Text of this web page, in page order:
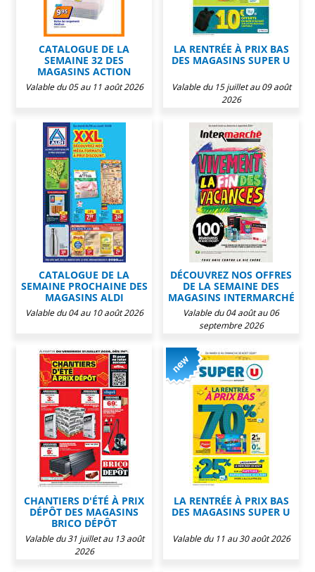
CATALOGUE DE LA
SEMAINE 32 DES
MAGASINS ACTION
Valable du 05 au 11 août 2026
LA RENTRÉE À PRIX BAS
DES MAGASINS SUPER U
Valable du 15 juillet au 09 août
2026
CATALOGUE DE LA
SEMAINE PROCHAINE DES
MAGASINS ALDI
Valable du 04 au 10 août 2026
DÉCOUVREZ NOS OFFRES
DE LA SEMAINE DES
MAGASINS INTERMARCHÉ
Valable du 04 août au 06
septembre 2026
CHANTIERS D'ÉTÉ À PRIX
DÉPÔT DES MAGASINS
BRICO DÉPÔT
Valable du 31 juillet au 13 août
2026
LA RENTRÉE À PRIX BAS
DES MAGASINS SUPER U
Valable du 11 au 30 août 2026